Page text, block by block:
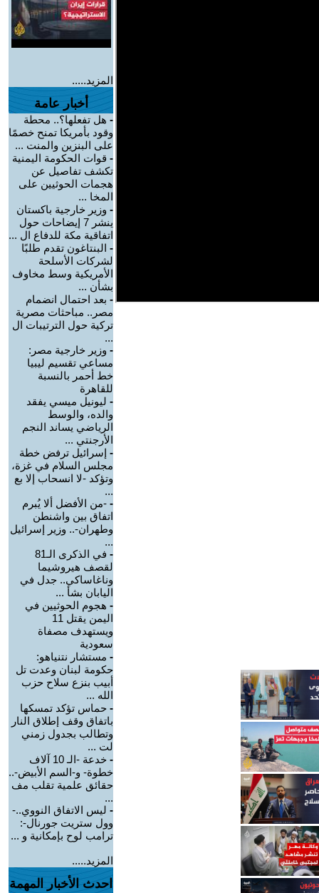
المزيد.....
أخبار عامة
- هل تفعلها؟.. محطة
وقود بأمريكا تمنح خصمًا
على البنزين والمنت ...
- قوات الحكومة اليمنية
تكشف تفاصيل عن
هجمات الحوثيين على
المخا ...
- وزير خارجية باكستان
ينشر 7 إيضاحات حول
اتفاقية مكة للدفاع ال ...
- البنتاغون تقدم طلبًا
لشركات الأسلحة
الأمريكية وسط مخاوف
بشأن ...
- بعد احتمال انضمام
مصر.. مباحثات مصرية
تركية حول الترتيبات ال
...
- وزير خارجية مصر:
مساعي تقسيم ليبيا
خط أحمر بالنسبة
للقاهرة
- ليونيل ميسي يفقد
والده، والوسط
الرياضي يساند النجم
الأرجنتي ...
- إسرائيل ترفض خطة
مجلس السلام في غزة،
وتؤكد -لا انسحاب إلا بع
...
- -من الأفضل ألا يُبرم
اتفاق بين واشنطن
وطهران-.. وزير إسرائيل
...
-
في الذكرى الـ81
لقصف هيروشيما
وناغاساكي.. جدل في
اليابان بشأ ...
- هجوم الحوثيين في
اليمن يقتل 11
ويستهدف مصفاة
سعودية
- مستشار نتنياهو:
حكومة لبنان وعدت تل
أبيب بنزع سلاح حزب
الله ...
- حماس تؤكد تمسكها
باتفاق وقف إطلاق النار
وتطالب بجدول زمني
لت ...
-
خدعة -الـ 10 آلاف
خطوة- و-السم الأبيض-..
حقائق علمية تقلب مف
...
- ليس الاتفاق النووي..-
وول ستريت جورنال-:
ترامب لوح بإمكانية و ...
المزيد.....
احدث الأخبار المهمة